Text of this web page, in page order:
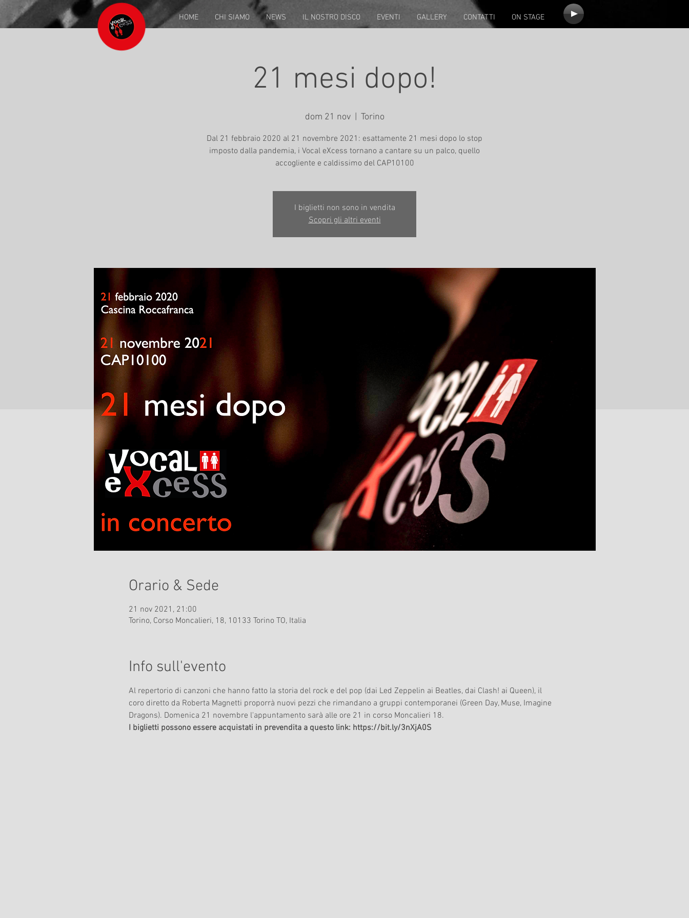
HOME CHI SIAMO NEWS IL NOSTRO DISCO EVENTI GALLERY CONTATTI ON STAGE
21 mesi dopo!
dom 21 nov
  |
Torino
Dal 21 febbraio 2020 al 21 novembre 2021: esattamente 21 mesi dopo lo stop
imposto dalla pandemia, i Vocal eXcess tornano a cantare su un palco, quello
I biglietti non sono in vendita
Scopri gli altri eventi
Orario & Sede
21 nov 2021, 21:00
Torino, Corso Moncalieri, 18, 10133 Torino TO, Italia
Info sull'evento
Al repertorio di canzoni che hanno fatto la storia del rock e del pop (dai Led Zeppelin ai Beatles, dai Clash! ai Queen), il
coro diretto da Roberta Magnetti proporrà nuovi pezzi che rimandano a gruppi contemporanei (Green Day, Muse, Imagine
Dragons). Domenica 21 novembre l'appuntamento sarà alle ore 21 in corso Moncalieri 18.
I biglietti possono essere acquistati in prevendita a questo link: https://bit.ly/3nXjA0S